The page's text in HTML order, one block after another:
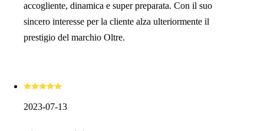
accogliente, dinamica e super preparata. Con il suo
sincero interesse per la cliente alza ulteriormente il
prestigio del marchio Oltre.
2023-07-13